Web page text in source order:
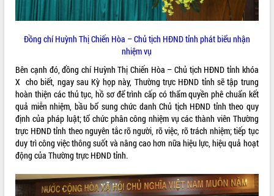
Hòn Yến phát triển du lịch gắn với bảo
tồn biển
Đắk Lắk thời kỳ 2021-2030, tầm nhìn
Phát động chiến dịch 30 ngày đêm
giải phóng mặt bằng Tuyến đường bộ
ven biển
Đắk Lắk nỗ lực thúc đẩy tăng trưởng
kinh tế từ 10% trở lên trong Quý
II/2026
Đắk Lắk ký kết thỏa thuận hợp tác về
chuyển đổi số giai đoạn 2026 – 2030
với Tập đoàn Bưu chính Viễn thông
Việt Nam
Đồng chí Huỳnh Thị Chiến Hòa – Chủ tịch HĐND tỉnh phát biểu nhận
nhiệm vụ
Bên cạnh đó, đồng chí Huỳnh Thị Chiến Hòa – Chủ tịch HĐND tỉnh khóa
X cho biết, ngay sau Kỳ họp này, Thường trực HĐND tỉnh sẽ tập trung
hoàn thiện các thủ tục, hồ sơ để trình cấp có thẩm quyền phê chuẩn kết
quả miễn nhiệm, bầu bổ sung chức danh Chủ tịch HĐND tỉnh theo quy
định của pháp luật; tổ chức phân công nhiệm vụ các thành viên Thường
trực HĐND tỉnh theo nguyên tắc rõ người, rõ việc, rõ trách nhiệm; tiếp tục
duy trì công việc thông suốt và nâng cao hơn nữa hiệu lực, hiệu quả hoạt
động của Thường trực HĐND tỉnh.